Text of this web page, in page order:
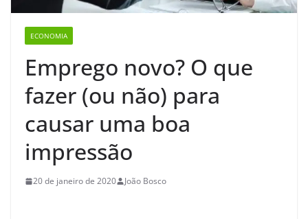
ECONOMIA
Emprego novo? O que
fazer (ou não) para
causar uma boa
impressão
20 de janeiro de 2020 João Bosco